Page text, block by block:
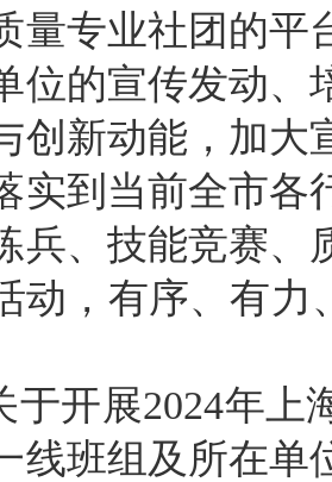
量专业社团的平
位的宣传发动、
创新动能，加大
实到当前全市各
兵、技能竞赛、
动，有序、有力
于开展2024年上
线班组及所在单